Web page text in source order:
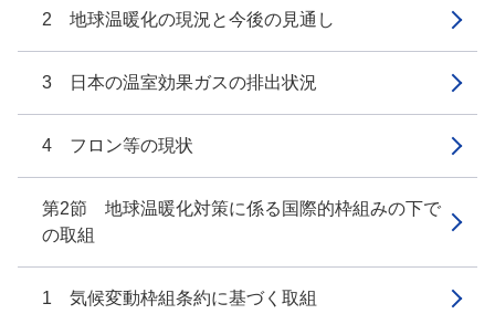
2 地球温暖化の現況と今後の見通し
3 日本の温室効果ガスの排出状況
4 フロン等の現状
第2節 地球温暖化対策に係る国際的枠組みの下で
の取組
1 気候変動枠組条約に基づく取組